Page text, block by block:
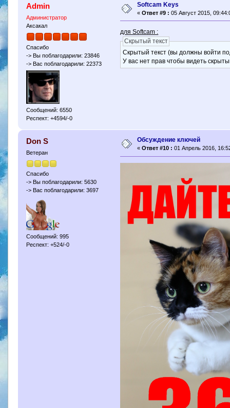
Admin
Администратор
Аксакал
Спасибо
-> Вы поблагодарили: 23846
-> Вас поблагодарили: 22373
Сообщений: 6550
Респект: +4594/-0
Softcam Keys
« Ответ #9 : 05 Август 2015,
для Softcam :
Скрытый текст
Скрытый текст (вы должны войти
У вас нет прав чтобы видеть
Don S
Ветеран
Спасибо
-> Вы поблагодарили: 5630
-> Вас поблагодарили: 3697
Сообщений: 995
Респект: +524/-0
Обсуждение ключей
« Ответ #10 : 01 Апрель 2016,